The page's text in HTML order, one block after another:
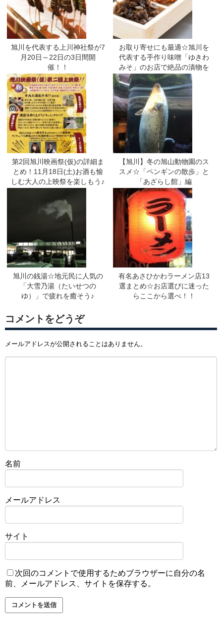
旭川を代表する上川神社祭が7
月20日～22日の3日間開
催！！
お取り寄せにも最適☆旭川を
代表する手作り味噌「ゆきわ
みそ」のお店で絶品の漬物を
堪能♪
第2回旭川映画祭(仮)の詳細ま
とめ！11月18日(土)お酒も愉
しむ大人の上映祭を楽しもう♪
【旭川】冬の旭山動物園のス
スメ☆「ペンギンの散歩」と
「あざらし館」編
旭川の銭湯☆地元民に人気の
「大雪乃湯（たいせつの
ゆ）」で疲れを癒そう♪
有名あさひかわラーメン店13
選まとめ☆お店選びに迷った
らここから選べ！！
コメントをどうぞ
メールアドレスが公開されることはありません。
名前
メールアドレス
サイト
次回のコメントで使用するためブラウザーに自分の名
前、メールアドレス、サイトを保存する。